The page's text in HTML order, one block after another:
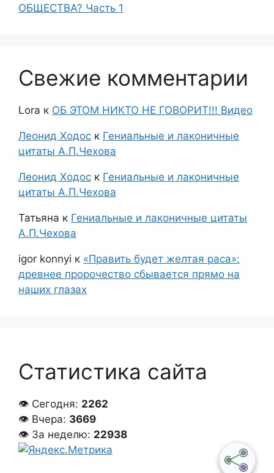
ОБЩЕСТВА? Часть 1
Свежие комментарии
Lora к ОБ ЭТОМ НИКТО НЕ ГОВОРИТ!!! Видео
Леонид Ходос к Гениальные и лаконичные
цитаты А.П.Чехова
Леонид Ходос к Гениальные и лаконичные
цитаты А.П.Чехова
Татьяна к Гениальные и лаконичные цитаты
А.П.Чехова
igor konnyi к «Править будет желтая раса»:
древнее пророчество сбывается прямо на
наших глазах
Статистика сайта
👁 Сегодня: 2262
👁 Вчера: 3669
👁 За неделю: 22938